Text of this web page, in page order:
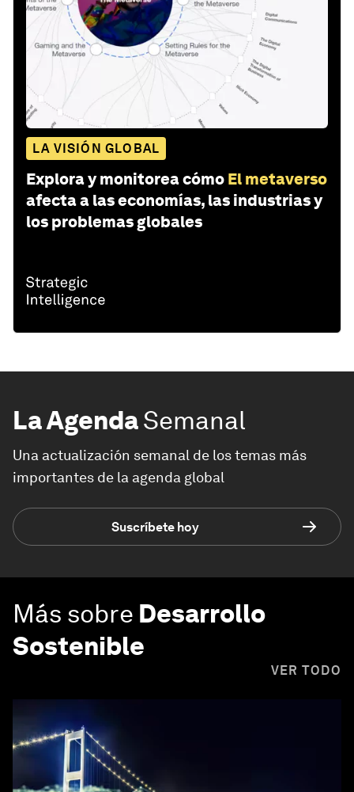
LA VISIÓN GLOBAL
Explora y monitorea cómo El metaverso
afecta a las economías, las industrias y
los problemas globales
La AgendaSemanal
Una actualización semanal de los temas más
importantes de la agenda global
Suscríbete hoy
Más sobre Desarrollo
Sostenible
VER TODO